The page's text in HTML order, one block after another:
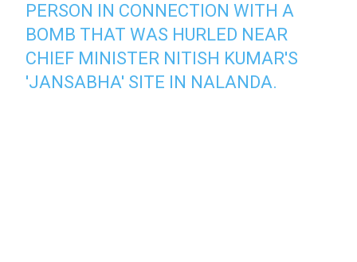
PERSON IN CONNECTION WITH A
BOMB THAT WAS HURLED NEAR
CHIEF MINISTER NITISH KUMAR'S
'JANSABHA' SITE IN NALANDA.